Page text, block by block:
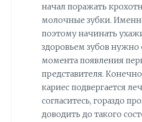
начал поражать
молочные зубки.
поэтому начинать
здоровьем зубов нужно
момента появления
представителя.
кариес подвергается
согласитесь, гораздо
доводить до такого